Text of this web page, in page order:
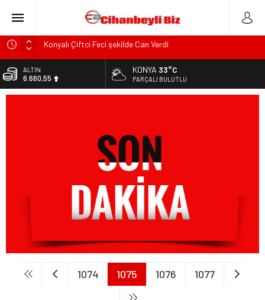
Konyalı Çiftci Feci şekilde Can Verdi
Konya’da araçta oksijen tüpünün patlaması sonucu hayatını
kaybeden biri bebek 2 kişi ile yaralanan 2 kişinin kimlikleri
Trafik Kazasinda Yaralanmıştı, Tedavi gördüğü Hastanede
Hayatını Kaybetti
Başkan Adayı Kemal Tekin Sahada Ziyaretlerini
ALTIN
6.660,55
KONYA 33°C
PARÇALI BULUTLU
1074 1075 1076 1077